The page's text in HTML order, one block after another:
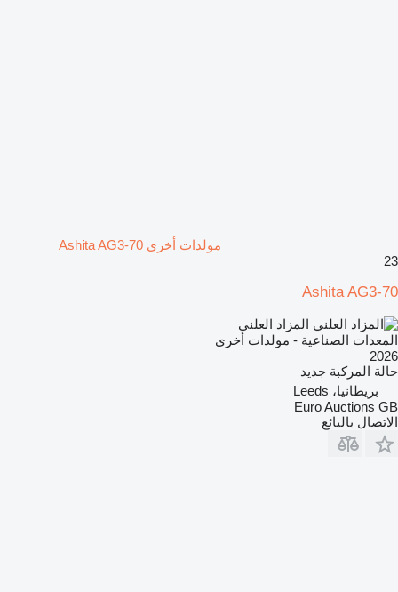
مولدات أخرى Ashita AG3-70
23
Ashita AG3-70
المزاد العلني
المعدات الصناعية - مولدات أخرى
2026
حالة المركبة جديد
بريطانيا، Leeds
Euro Auctions GB
الاتصال بالبائع